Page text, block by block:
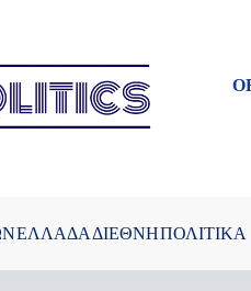
ΕΛΛΑΔΑ ΔΙΕΘΝΗΠΟΛΙΤΙΚΑ